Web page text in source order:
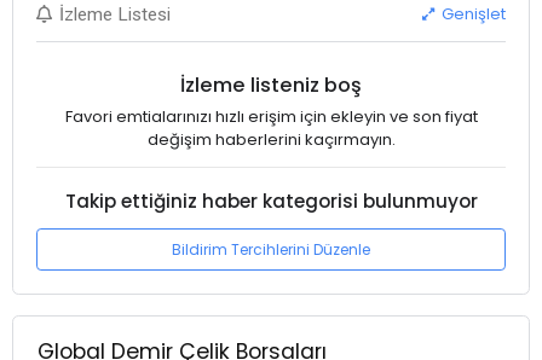
İzleme Listesi Genişlet
İzleme listeniz boş
Favori emtialarınızı hızlı erişim için ekleyin ve son fiyat
değişim haberlerini kaçırmayın.
Takip ettiğiniz haber kategorisi bulunmuyor
Bildirim Tercihlerini Düzenle
Global Demir Çelik Borsaları